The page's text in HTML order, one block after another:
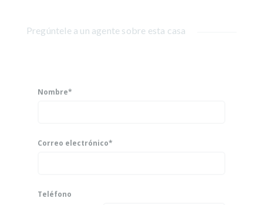
Pregúntele a un agente sobre esta casa
Nombre*
Correo electrónico*
Teléfono